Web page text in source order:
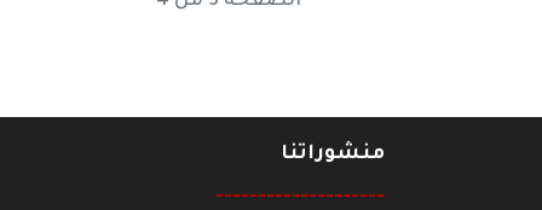
منشوراتنا
--------------------